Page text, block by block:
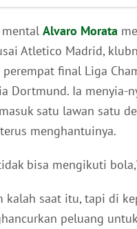
Alvaro Morata
Atletico Madrid,
final Liga
Dortmund. Ia menyia-
satu lawan satu
menghantuinya.
bisa mengikuti
kalah saat itu, tapi di
peluang